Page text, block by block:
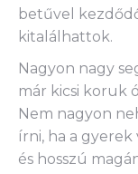
betűvel
kitalálhattok.
Nagyon nagy
már kicsi koruk
Nem nagyon
írni, ha a
és hosszú